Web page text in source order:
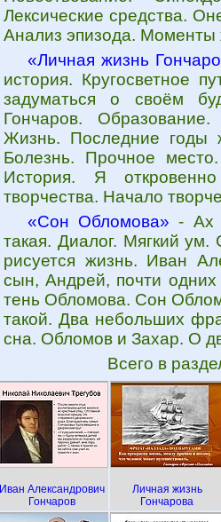
Лексические средства.
Анализ эпизода. Моменты
«Личная жизнь
история. Кругосветное
задуматься о своём
Гончаров.
Жизнь. Последние годы
Болезнь. Прочное
История. Я
творчества. Начало
«Сон Обломова» - Ах
такая. Диалог. Мягкий
рисуется жизнь. Иван
сын, Андрей, почти
тень Обломова. Сон
такой. Два небольших
сна. Обломов и Захар. О
Всего в
Иван Александрович
Гончаров
Личная жизнь
Гончарова